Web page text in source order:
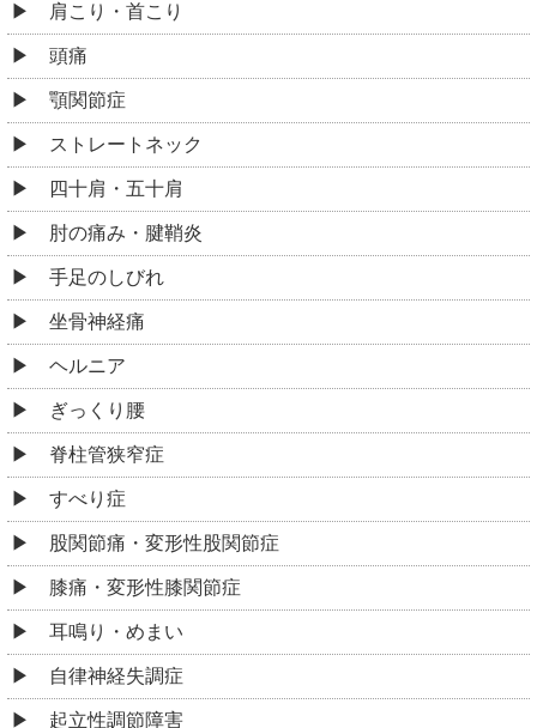
肩こり・首こり
頭痛
顎関節症
ストレートネック
四十肩・五十肩
肘の痛み・腱鞘炎
手足のしびれ
坐骨神経痛
ヘルニア
ぎっくり腰
脊柱管狭窄症
すべり症
股関節痛・変形性股関節症
膝痛・変形性膝関節症
耳鳴り・めまい
自律神経失調症
起立性調節障害